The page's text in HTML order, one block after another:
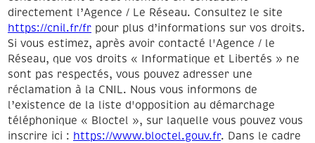
directement l’Agence / Le Réseau. Consultez le site
https://cnil.fr/fr pour plus d’informations sur vos droits.
Si vous estimez, après avoir contacté l'Agence / le
Réseau, que vos droits « Informatique et Libertés » ne
sont pas respectés, vous pouvez adresser une
réclamation à la CNIL. Nous vous informons de
l’existence de la liste d'opposition au démarchage
téléphonique « Bloctel », sur laquelle vous pouvez vous
inscrire ici : https://www.bloctel.gouv.fr. Dans le cadre